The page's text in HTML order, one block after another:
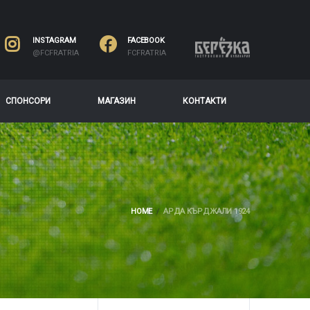
INSTAGRAM
@FCFRATRIA
FACEBOOK
FCFRATRIA
СПОНСОРИ МАГАЗИН КОНТАКТИ
HOME АРДА КЪРДЖАЛИ 1924